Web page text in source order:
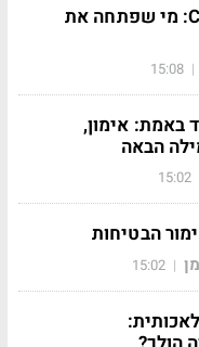
OpenAI ו-ChatGPT: מי שפתחה את
|
15:08
באמת: אימון,
הבאה
15:02
הבטיחות
|
15:02